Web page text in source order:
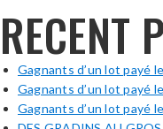
RECENT
Gagnants d’un lot payé
Gagnants d’un lot payé
Gagnants d’un lot payé